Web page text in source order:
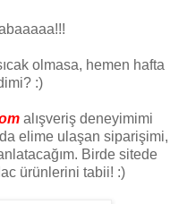
olmasa, hemen hafta
:)
alışveriş deneyimimi
elime ulaşan siparişimi,
Birde sitede
ürünlerini tabii! :)